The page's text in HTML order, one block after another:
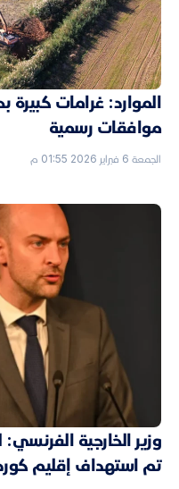
الموارد: غرامات كبيرة
موافقات رسمية
الجمعة 6 فبراير 2026 01:55 م
وزير الخارجية
تم استهداف إقليم